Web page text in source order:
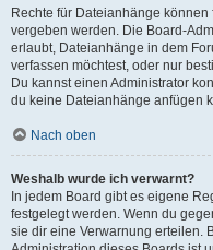
Rechte für Dateianhänge
vergeben werden. Die Board-
erlaubt, Dateianhänge in dem
verfassen möchtest, oder nur
Du kannst einen Administrator
du keine Dateianhänge anfügen
Nach oben
Weshalb wurde ich verwarnt?
In jedem Board gibt es eigene
festgelegt werden. Wenn du
sie dir eine Verwarnung erteilen.